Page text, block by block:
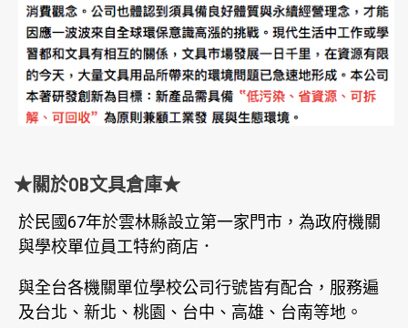
★關於OB文具倉庫★
於民國67年於雲林縣設立第一家門市，為政府機關
與學校單位員工特約商店．
與全台各機關單位學校公司行號皆有配合，服務遍
及台北、新北、桃園、台中、高雄、台南等地。